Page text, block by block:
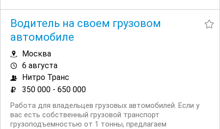
Водитель на своем грузовом
автомобиле
Москва
6 августа
Нитро Транс
350 000 - 650 000
Работа для владельцев грузовых автомобилей. Если у
вас есть собственный грузовой транспорт
грузоподъемностью от 1 тонны, предлагаем